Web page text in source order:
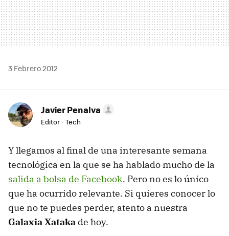
3 Febrero 2012
Javier Penalva
Editor - Tech
Y llegamos al final de una interesante semana
tecnológica en la que se ha hablado mucho de la
salida a bolsa de Facebook. Pero no es lo único
que ha ocurrido relevante. Si quieres conocer lo
que no te puedes perder, atento a nuestra
Galaxia Xataka de hoy.